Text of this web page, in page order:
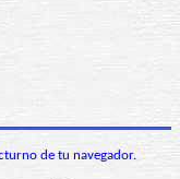
de tu navegador.